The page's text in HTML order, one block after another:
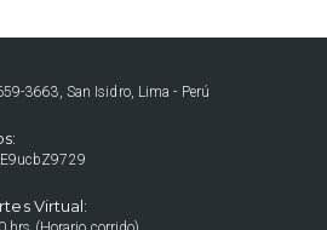
3663, San Isidro, Lima - Perú
Virtual: